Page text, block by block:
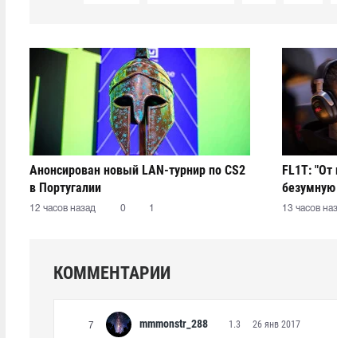
Анонсирован новый LAN-турнир по CS2
в Португалии
12 часов назад 0 1
FL1T:
13 часов
КОММЕНТАРИИ
7 mmmonstr_288 1.3 26 янв 2017